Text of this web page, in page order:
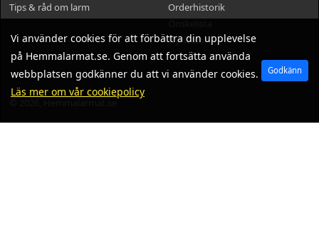
Vi använder cookies för att förbättra din upplevelse
på Hemmalarmat.se. Genom att fortsätta använda
webbplatsen godkänner du att vi använder cookies.
Läs mer om vår cookiepolicy
Godkänn
Tips & råd om larm
Orderhistorik
Nyhetsbrev